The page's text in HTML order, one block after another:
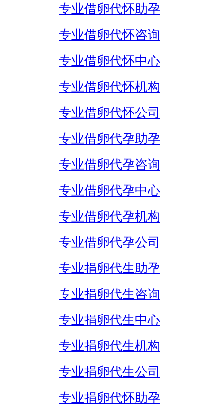
专业借卵代怀助孕
专业借卵代怀咨询
专业借卵代怀中心
专业借卵代怀机构
专业借卵代怀公司
专业借卵代孕助孕
专业借卵代孕咨询
专业借卵代孕中心
专业借卵代孕机构
专业借卵代孕公司
专业捐卵代生助孕
专业捐卵代生咨询
专业捐卵代生中心
专业捐卵代生机构
专业捐卵代生公司
专业捐卵代怀助孕